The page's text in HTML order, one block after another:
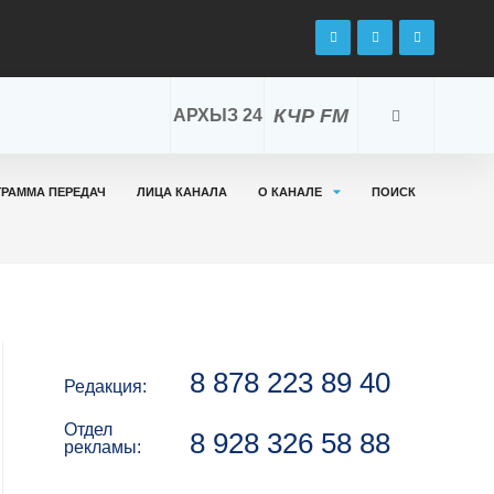
КЧР FM
АРХЫЗ 24
ПЕРЕДАЧ ЛИЦА КАНАЛА О КАНАЛЕ
ПОИСК
Редакция: 8 878 223 89 40
Отдел
рекламы:
8 928 326 58 88